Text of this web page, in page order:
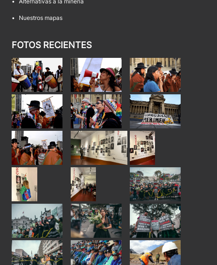
• Nuestros mapas
FOTOS RECIENTES